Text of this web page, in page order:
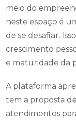
meio do
neste espaço é
de se desafiar.
crescimento
e maturidade da
A plataforma
tem a proposta
atendimentos